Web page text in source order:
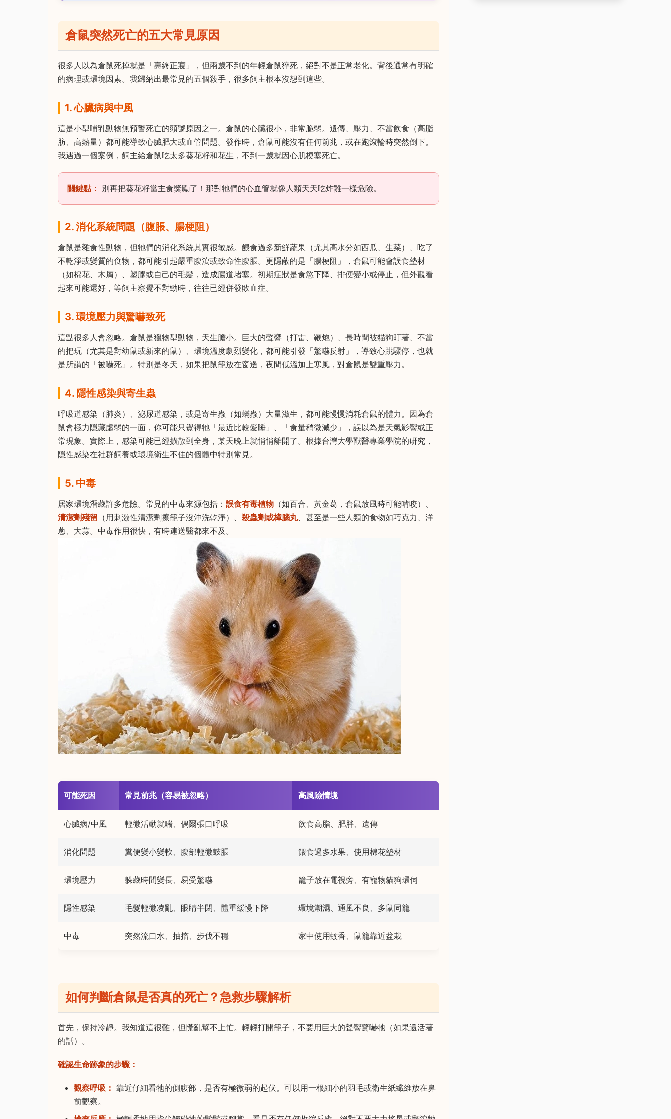
倉鼠突然死亡的五大常見原因
很多人以為倉鼠死掉就是「壽終正寢」，但兩歲不到的年輕倉鼠猝死，絕對不是正常老化。背後通常有明確
的病理或環境因素。我歸納出最常見的五個殺手，很多飼主根本沒想到這些。
1. 心臟病與中風
這是小型哺乳動物無預警死亡的頭號原因之一。倉鼠的心臟很小，非常脆弱。遺傳、壓力、不當飲食（高脂
肪、高熱量）都可能導致心臟肥大或血管問題。發作時，倉鼠可能沒有任何前兆，或在跑滾輪時突然倒下。
我遇過一個案例，飼主給倉鼠吃太多葵花籽和花生，不到一歲就因心肌梗塞死亡。
關鍵點： 別再把葵花籽當主食獎勵了！那對牠們的心血管就像人類天天吃炸雞一樣危險。
2. 消化系統問題（腹脹、腸梗阻）
倉鼠是雜食性動物，但牠們的消化系統其實很敏感。餵食過多新鮮蔬果（尤其高水分如西瓜、生菜）、吃了
不乾淨或變質的食物，都可能引起嚴重腹瀉或致命性腹脹。更隱蔽的是「腸梗阻」，倉鼠可能會誤食墊材
（如棉花、木屑）、塑膠或自己的毛髮，造成腸道堵塞。初期症狀是食慾下降、排便變小或停止，但外觀看
起來可能還好，等飼主察覺不對勁時，往往已經併發敗血症。
3. 環境壓力與驚嚇致死
這點很多人會忽略。倉鼠是獵物型動物，天生膽小。巨大的聲響（打雷、鞭炮）、長時間被貓狗盯著、不當
的把玩（尤其是對幼鼠或新來的鼠）、環境溫度劇烈變化，都可能引發「驚嚇反射」，導致心跳驟停，也就
是所謂的「被嚇死」。特別是冬天，如果把鼠籠放在窗邊，夜間低溫加上寒風，對倉鼠是雙重壓力。
4. 隱性感染與寄生蟲
呼吸道感染（肺炎）、泌尿道感染，或是寄生蟲（如蟎蟲）大量滋生，都可能慢慢消耗倉鼠的體力。因為倉
鼠會極力隱藏虛弱的一面，你可能只覺得牠「最近比較愛睡」、「食量稍微減少」，誤以為是天氣影響或正
常現象。實際上，感染可能已經擴散到全身，某天晚上就悄悄離開了。根據台灣大學獸醫專業學院的研究，
隱性感染在社群飼養或環境衛生不佳的個體中特別常見。
5. 中毒
居家環境潛藏許多危險。常見的中毒來源包括： 誤食有毒植物 （如百合、黃金葛，倉鼠放風時可能啃咬）、
清潔劑殘留 （用刺激性清潔劑擦籠子沒沖洗乾淨）、 殺蟲劑或樟腦丸、甚至是一些人類的食物如巧克力、洋
蔥、大蒜。中毒作用很快，有時連送醫都來不及。
可能死因 常見前兆（容易被忽略） 高風險情境
心臟病/中風 輕微活動就喘、偶爾張口呼吸 飲食高脂、肥胖、遺傳
消化問題 糞便變小變軟、腹部輕微鼓脹 餵食過多水果、使用棉花墊材
環境壓力 躲藏時間變長、易受驚嚇 籠子放在電視旁、有寵物貓狗環伺
隱性感染 毛髮輕微凌亂、眼睛半閉、體重緩慢下降 環境潮濕、通風不良、多鼠同籠
中毒 突然流口水、抽搐、步伐不穩 家中使用蚊香、鼠籠靠近盆栽
如何判斷倉鼠是否真的死亡？急救步驟解析
首先，保持冷靜。我知道這很難，但慌亂幫不上忙。輕輕打開籠子，不要用巨大的聲響驚嚇牠（如果還活著
的話）。
確認生命跡象的步驟：
觀察呼吸： 靠近仔細看牠的側腹部，是否有極微弱的起伏。可以用一根細小的羽毛或衛生紙纖維放在鼻
前觀察。